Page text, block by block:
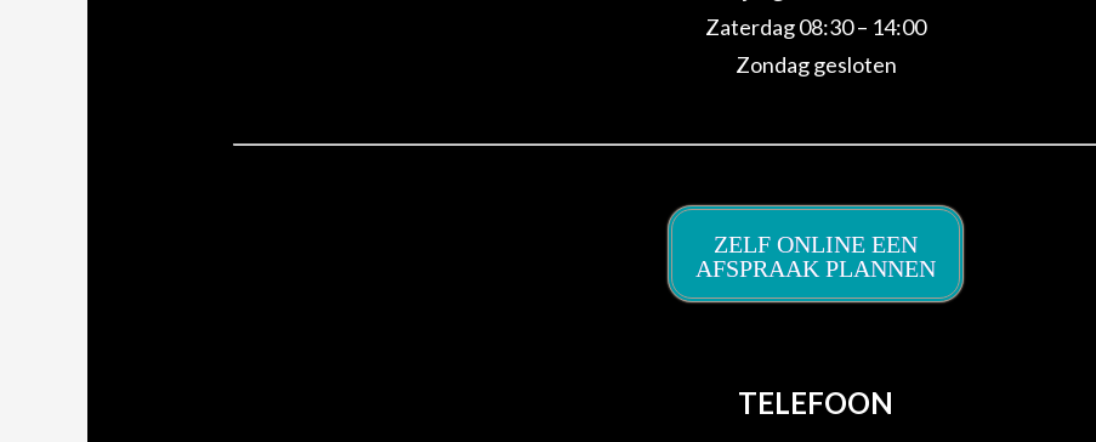
Zaterdag 08:30 – 14:00
Zondag gesloten
ZELF ONLINE EEN
AFSPRAAK PLANNEN
TELEFOON